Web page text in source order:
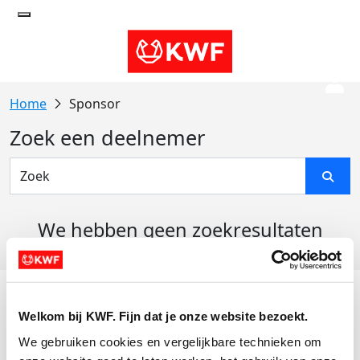
Welkom bij KWF. Fijn dat je onze website bezoekt.
We gebruiken cookies en vergelijkbare technieken om
Sponsor
Zoek een deelnemer
We hebben geen zoekresultaten
Actiematerialen
Evenementen